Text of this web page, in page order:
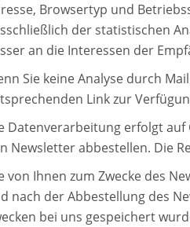
Browsertyp und
der statistischen
an die Interessen der
Sie keine Analyse durch
Link zur
Datenverarbeitung erfolgt auf
Newsletter abbestellen. Die
von Ihnen zum Zwecke des
nach der Abbestellung des
bei uns gespeichert